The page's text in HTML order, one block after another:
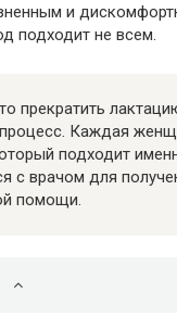
и
подходит не всем.
прекратить
Каждая
подходит
с врачом для
помощи.